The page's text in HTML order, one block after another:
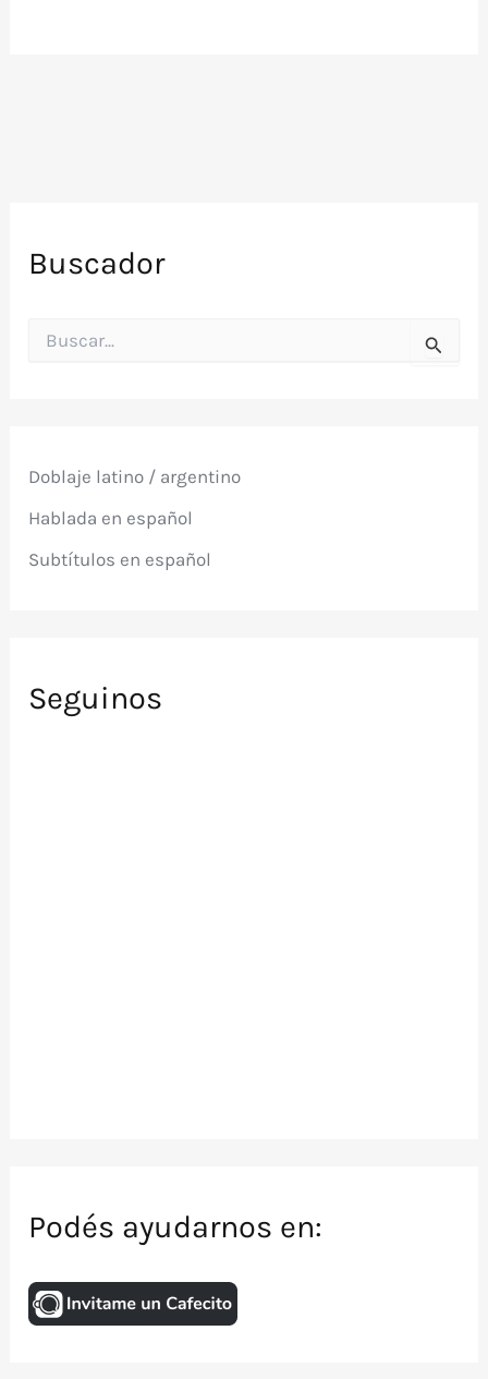
Buscador
o
:
Doblaje latino / argentino
Hablada en español
Subtítulos en español
Seguinos
Podés ayudarnos en: